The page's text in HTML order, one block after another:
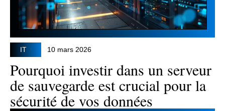
IT 10 mars 2026
Pourquoi investir dans un serveur
de sauvegarde est crucial pour la
sécurité de vos données